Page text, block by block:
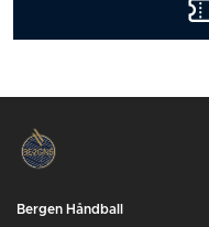
Bergen Håndball